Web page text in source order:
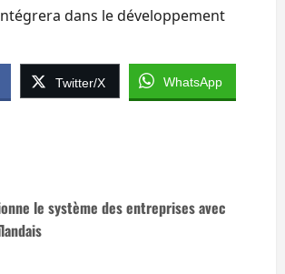
dans le développement
Twitter/X WhatsApp
le système des entreprises avec